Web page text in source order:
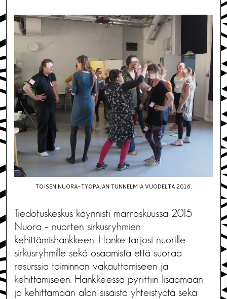
TOISEN NUORA-TYÖPAJAN TUNNELMIA VUODELTA 2016.
Tiedotuskeskus käynnisti marraskuussa 2015
Nuora – nuorten sirkusryhmien
kehittämishankkeen. Hanke tarjosi nuorille
sirkusryhmille sekä osaamista että suoraa
resurssia toiminnan vakauttamiseen ja
kehittämiseen. Hankkeessa pyrittiin lisäämään
ja kehittämään alan sisäistä yhteistyötä sekä